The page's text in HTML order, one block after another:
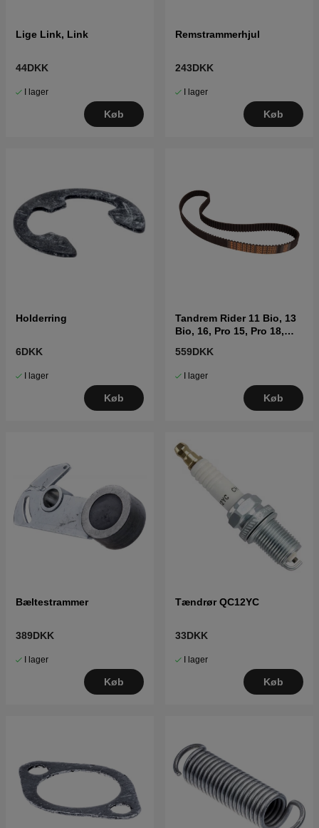
Lige Link, Link
44DKK
I lager
Køb
Remstrammerhjul
243DKK
I lager
Køb
Holderring
6DKK
I lager
Køb
Tandrem Rider 11 Bio, 13
Bio, 16, Pro 15, Pro 18,
559DKK
I lager
Køb
Bæltestrammer
389DKK
I lager
Køb
Tændrør QC12YC
33DKK
I lager
Køb